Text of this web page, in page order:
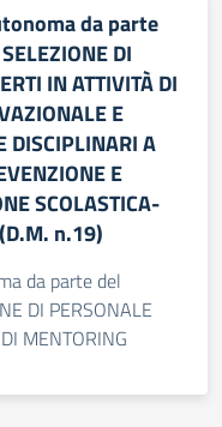
da parte
DI
IN ATTIVITÀ DI
E
DISCIPLINARI A
E
SCOLASTICA-
n.19)
da parte del
DI PERSONALE
MENTORING